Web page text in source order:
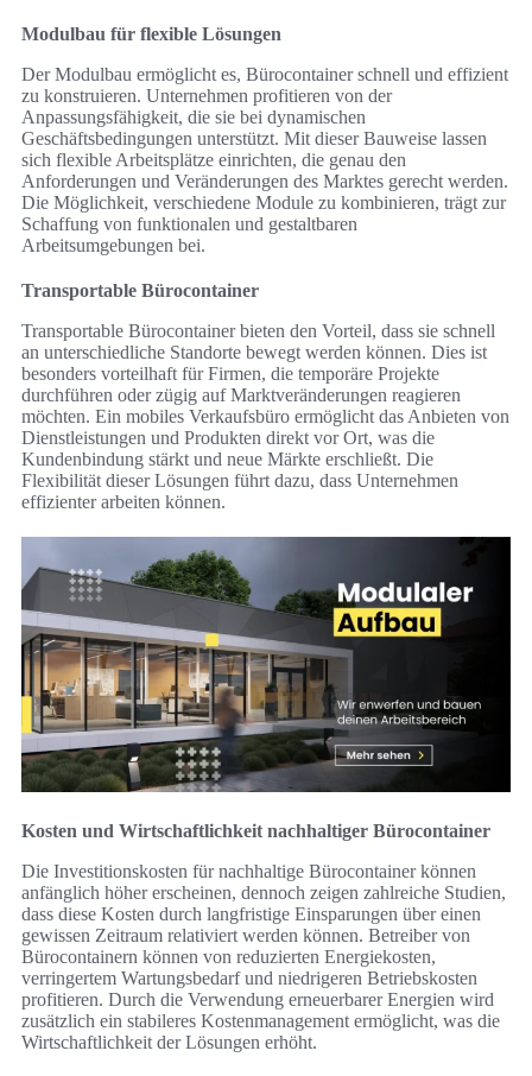
Modulbau für flexible Lösungen
Der Modulbau ermöglicht es, Bürocontainer schnell und effizient
zu konstruieren. Unternehmen profitieren von der
Anpassungsfähigkeit, die sie bei dynamischen
Geschäftsbedingungen unterstützt. Mit dieser Bauweise lassen
sich flexible Arbeitsplätze einrichten, die genau den
Anforderungen und Veränderungen des Marktes gerecht werden.
Die Möglichkeit, verschiedene Module zu kombinieren, trägt zur
Schaffung von funktionalen und gestaltbaren
Arbeitsumgebungen bei.
Transportable Bürocontainer
Transportable Bürocontainer bieten den Vorteil, dass sie schnell
an unterschiedliche Standorte bewegt werden können. Dies ist
besonders vorteilhaft für Firmen, die temporäre Projekte
durchführen oder zügig auf Marktveränderungen reagieren
möchten. Ein mobiles Verkaufsbüro ermöglicht das Anbieten von
Dienstleistungen und Produkten direkt vor Ort, was die
Kundenbindung stärkt und neue Märkte erschließt. Die
Flexibilität dieser Lösungen führt dazu, dass Unternehmen
effizienter arbeiten können.
Kosten und Wirtschaftlichkeit nachhaltiger Bürocontainer
Die Investitionskosten für nachhaltige Bürocontainer können
anfänglich höher erscheinen, dennoch zeigen zahlreiche Studien,
dass diese Kosten durch langfristige Einsparungen über einen
gewissen Zeitraum relativiert werden können. Betreiber von
Bürocontainern können von reduzierten Energiekosten,
verringertem Wartungsbedarf und niedrigeren Betriebskosten
profitieren. Durch die Verwendung erneuerbarer Energien wird
zusätzlich ein stabileres Kostenmanagement ermöglicht, was die
Wirtschaftlichkeit der Lösungen erhöht.